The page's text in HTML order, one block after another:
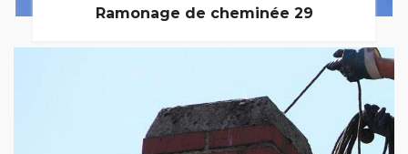
Ramonage de cheminée 29